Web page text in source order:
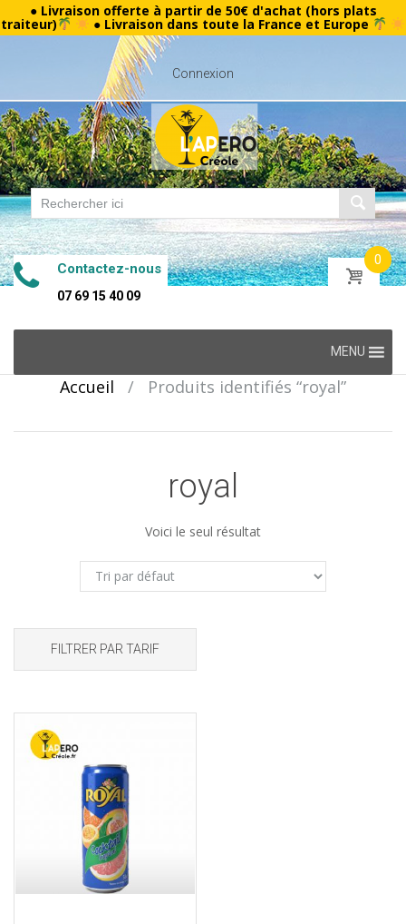
● Livraison offerte à partir de 50€ d'achat (hors plats
traiteur) ● Livraison dans toute la France et Europe
Connexion
Contactez-nous
07 69 15 40 09
0
MENU
Accueil / Produits identifiés “royal”
royal
Voici le seul résultat
FILTRER PAR TARIF